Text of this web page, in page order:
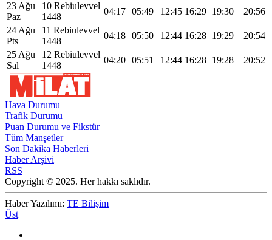
23 Ağu
Paz
10 Rebiulevvel
1448
04:17 05:49 12:45 16:29 19:30
20:56
24 Ağu
Pts
11 Rebiulevvel
1448
04:18 05:50 12:44 16:28 19:29
20:54
25 Ağu
Sal
12 Rebiulevvel
1448
04:20 05:51 12:44 16:28 19:28 20:52
Hava Durumu
Trafik Durumu
Puan Durumu ve Fikstür
Tüm Manşetler
Son Dakika Haberleri
Haber Arşivi
RSS
Copyright © 2025. Her hakkı saklıdır.
Haber Yazılımı: TE Bilişim
Üst